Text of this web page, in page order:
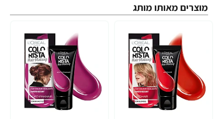
מוצרים מאותו מותג